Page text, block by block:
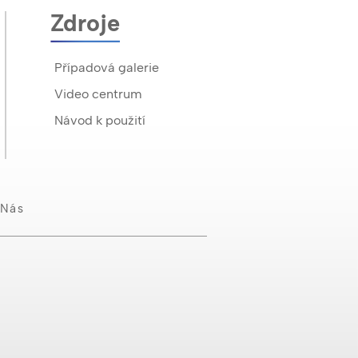
Zdroje
Případová galerie
Video centrum
Návod k použití